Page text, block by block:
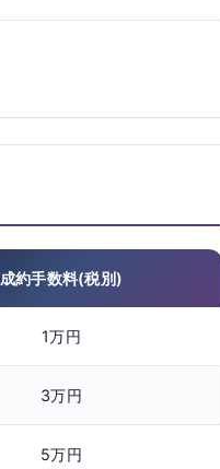
成約手数料(税別)
1万円
3万円
5万円